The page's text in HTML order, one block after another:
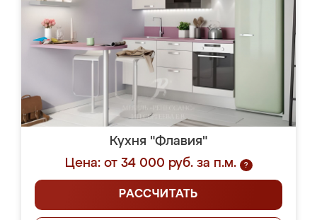
Кухня "Флавия"
Цена: от 34 000 руб. за п.м.
?
РАССЧИТАТЬ